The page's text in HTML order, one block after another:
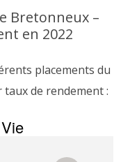
Bretonneux –
en 2022
placements du
de rendement :